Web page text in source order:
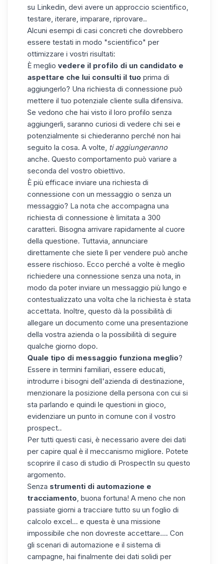
su Linkedin, devi avere un approccio scientifico,
testare, iterare, imparare, riprovare..
Alcuni esempi di casi concreti che dovrebbero
essere testati in modo "scientifico" per
ottimizzare i vostri risultati:
È meglio vedere il profilo di un candidato e
aspettare che lui consulti il tuo prima di
aggiungerlo? Una richiesta di connessione può
mettere il tuo potenziale cliente sulla difensiva.
Se vedono che hai visto il loro profilo senza
aggiungerli, saranno curiosi di vedere chi sei e
potenzialmente si chiederanno perché non hai
seguito la cosa. A volte, ti aggiungeranno
anche. Questo comportamento può variare a
seconda del vostro obiettivo.
È più efficace inviare una richiesta di
connessione con un messaggio o senza un
messaggio? La nota che accompagna una
richiesta di connessione è limitata a 300
caratteri. Bisogna arrivare rapidamente al cuore
della questione. Tuttavia, annunciare
direttamente che siete lì per vendere può anche
essere rischioso. Ecco perché a volte è meglio
richiedere una connessione senza una nota, in
modo da poter inviare un messaggio più lungo e
contestualizzato una volta che la richiesta è stata
accettata. Inoltre, questo dà la possibilità di
allegare un documento come una presentazione
della vostra azienda o la possibilità di seguire
qualche giorno dopo.
Quale tipo di messaggio funziona meglio?
Essere in termini familiari, essere educati,
introdurre i bisogni dell'azienda di destinazione,
menzionare la posizione della persona con cui si
sta parlando e quindi le questioni in gioco,
evidenziare un punto in comune con il vostro
prospect..
Per tutti questi casi, è necessario avere dei dati
per capire qual è il meccanismo migliore. Potete
scoprire il caso di studio di ProspectIn su questo
argomento.
Senza strumenti di automazione e
tracciamento , buona fortuna! A meno che non
passiate giorni a tracciare tutto su un foglio di
calcolo excel... e questa è una missione
impossibile che non dovreste accettare.... Con
gli scenari di automazione e il sistema di
campagne, hai finalmente dei dati solidi per